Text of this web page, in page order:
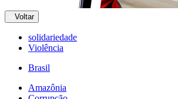
Voltar
solidariedade
Violência
Brasil
Amazônia